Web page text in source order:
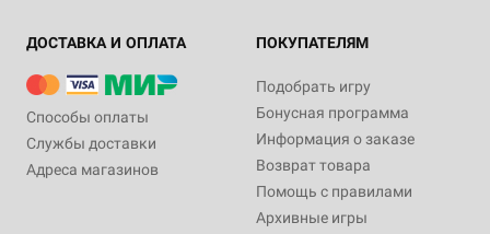
ДОСТАВКА И ОПЛАТА
Способы оплаты
Службы доставки
Адреса магазинов
ПОКУПАТЕЛЯМ
Подобрать игру
Бонусная программа
Информация о заказе
Возврат товара
Помощь с правилами
Архивные игры